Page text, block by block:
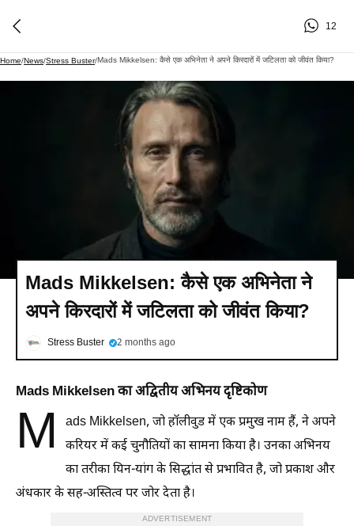
12
Home/News/Stress Buster/Mads Mikkelsen: कैसे एक अभिनेता ने अपने किरदारों में जटिलता को जीवंत किया?
Mads Mikkelsen: कैसे एक अभिनेता ने
अपने किरदारों में जटिलता को जीवंत किया?
Stress Buster 2 months ago
Mads Mikkelsen का अद्वितीय अभिनय दृष्टिकोण
M
ads Mikkelsen, जो हॉलीवुड में एक प्रमुख नाम हैं, ने अपने
करियर में कई चुनौतियों का सामना किया है। उनका अभिनय
का तरीका यिन-यांग के सिद्धांत से प्रभावित है, जो प्रकाश और
अंधकार के सह-अस्तित्व पर जोर देता है।
ADVERTISEMENT